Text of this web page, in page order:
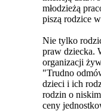
młodzieżą
piszą rodzice
Nie tylko
praw dziecka.
organizacji
"Trudno
dzieci i ich
rodzin o
ceny